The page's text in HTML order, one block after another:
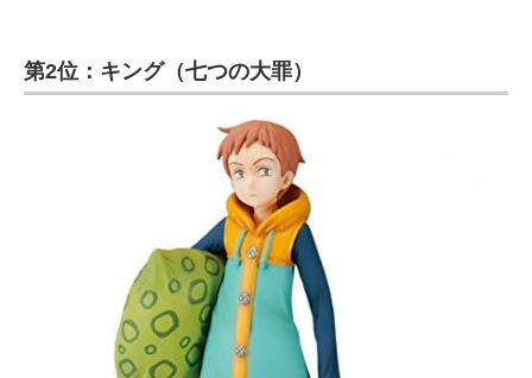
第2位：キング（七つの大罪）